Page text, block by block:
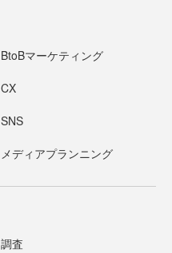
BtoBマーケティング
CX
SNS
メディアプランニング
調査